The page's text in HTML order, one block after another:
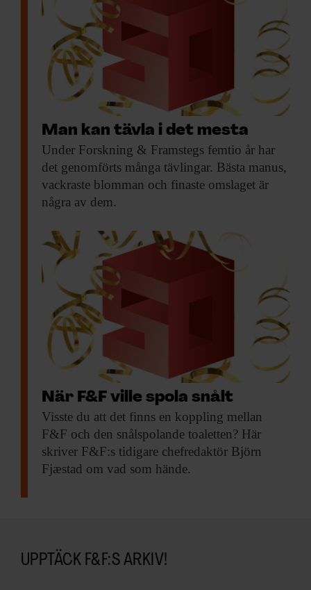
Man kan tävla i det mesta
Under Forskning & Framstegs femtio år har
det genomförts många tävlingar. Bästa manus,
vackraste blomman och finaste omslaget är
några av dem.
När F&F ville spola snålt
Visste du att det finns en koppling mellan
F&F och den snålspolande toaletten? Här
skriver F&F:s tidigare chefredaktör Björn
Fjæstad om vad som hände.
UPPTÄCK F&F:S ARKIV!